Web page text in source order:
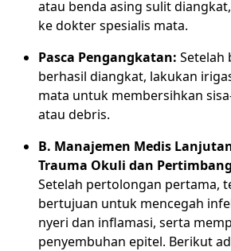
atau benda asing sulit
ke dokter spesialis mata.
Pasca Pengangkatan: Setelah
berhasil diangkat, lakukan
mata untuk membersihkan
atau debris.
B. Manajemen Medis
Trauma Okuli dan
Setelah pertolongan pertama,
bertujuan untuk mencegah
nyeri dan inflamasi, serta
penyembuhan epitel. Berikut